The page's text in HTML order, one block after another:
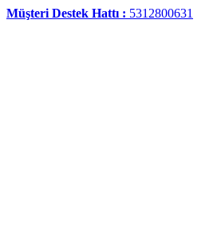
Müşteri Destek Hattı : 5312800631